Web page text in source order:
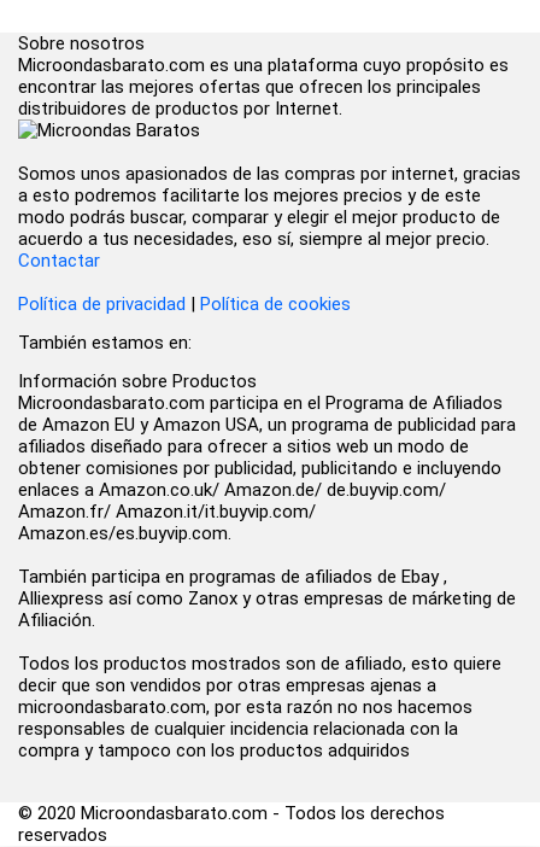
Sobre nosotros
Microondasbarato.com es una plataforma cuyo propósito es
encontrar las mejores ofertas que ofrecen los principales
distribuidores de productos por Internet.
Somos unos apasionados de las compras por internet, gracias
a esto podremos facilitarte los mejores precios y de este
modo podrás buscar, comparar y elegir el mejor producto de
acuerdo a tus necesidades, eso sí, siempre al mejor precio.
Contactar
Política de privacidad | Política de cookies
También estamos en:
Información sobre Productos
Microondasbarato.com participa en el Programa de Afiliados
de Amazon EU y Amazon USA, un programa de publicidad para
afiliados diseñado para ofrecer a sitios web un modo de
obtener comisiones por publicidad, publicitando e incluyendo
enlaces a Amazon.co.uk/ Amazon.de/ de.buyvip.com/
Amazon.fr/ Amazon.it/it.buyvip.com/
Amazon.es/es.buyvip.com.
También participa en programas de afiliados de Ebay ,
Alliexpress así como Zanox y otras empresas de márketing de
Afiliación.
Todos los productos mostrados son de afiliado, esto quiere
decir que son vendidos por otras empresas ajenas a
microondasbarato.com, por esta razón no nos hacemos
responsables de cualquier incidencia relacionada con la
compra y tampoco con los productos adquiridos
© 2020 Microondasbarato.com - Todos los derechos
reservados